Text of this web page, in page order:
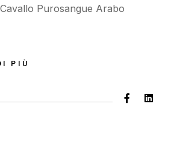
Purosangue Arabo
PIÙ